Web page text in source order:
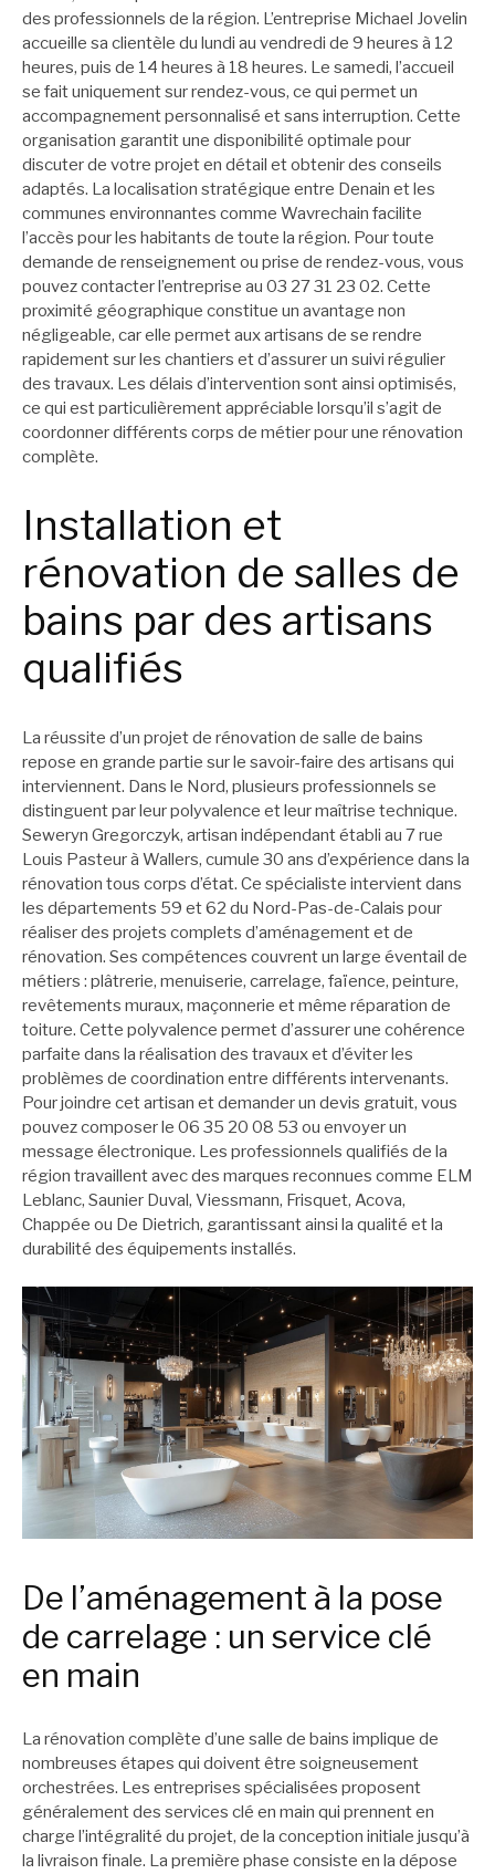
des professionnels de la région. L’entreprise Michael Jovelin
accueille sa clientèle du lundi au vendredi de 9 heures à 12
heures, puis de 14 heures à 18 heures. Le samedi, l’accueil
se fait uniquement sur rendez-vous, ce qui permet un
accompagnement personnalisé et sans interruption. Cette
organisation garantit une disponibilité optimale pour
discuter de votre projet en détail et obtenir des conseils
adaptés. La localisation stratégique entre Denain et les
communes environnantes comme Wavrechain facilite
l’accès pour les habitants de toute la région. Pour toute
demande de renseignement ou prise de rendez-vous, vous
pouvez contacter l’entreprise au 03 27 31 23 02. Cette
proximité géographique constitue un avantage non
négligeable, car elle permet aux artisans de se rendre
rapidement sur les chantiers et d’assurer un suivi régulier
des travaux. Les délais d’intervention sont ainsi optimisés,
ce qui est particulièrement appréciable lorsqu’il s’agit de
coordonner différents corps de métier pour une rénovation
complète.
Installation et
rénovation de salles de
bains par des artisans
qualifiés
La réussite d’un projet de rénovation de salle de bains
repose en grande partie sur le savoir-faire des artisans qui
interviennent. Dans le Nord, plusieurs professionnels se
distinguent par leur polyvalence et leur maîtrise technique.
Seweryn Gregorczyk, artisan indépendant établi au 7 rue
Louis Pasteur à Wallers, cumule 30 ans d’expérience dans la
rénovation tous corps d’état. Ce spécialiste intervient dans
les départements 59 et 62 du Nord-Pas-de-Calais pour
réaliser des projets complets d’aménagement et de
rénovation. Ses compétences couvrent un large éventail de
métiers : plâtrerie, menuiserie, carrelage, faïence, peinture,
revêtements muraux, maçonnerie et même réparation de
toiture. Cette polyvalence permet d’assurer une cohérence
parfaite dans la réalisation des travaux et d’éviter les
problèmes de coordination entre différents intervenants.
Pour joindre cet artisan et demander un devis gratuit, vous
pouvez composer le 06 35 20 08 53 ou envoyer un
message électronique. Les professionnels qualifiés de la
région travaillent avec des marques reconnues comme ELM
Leblanc, Saunier Duval, Viessmann, Frisquet, Acova,
Chappée ou De Dietrich, garantissant ainsi la qualité et la
durabilité des équipements installés.
De l’aménagement à la pose
de carrelage : un service clé
en main
La rénovation complète d’une salle de bains implique de
nombreuses étapes qui doivent être soigneusement
orchestrées. Les entreprises spécialisées proposent
généralement des services clé en main qui prennent en
charge l’intégralité du projet, de la conception initiale jusqu’à
la livraison finale. La première phase consiste en la dépose